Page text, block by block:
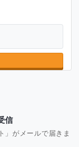
信
」がメールで届きま